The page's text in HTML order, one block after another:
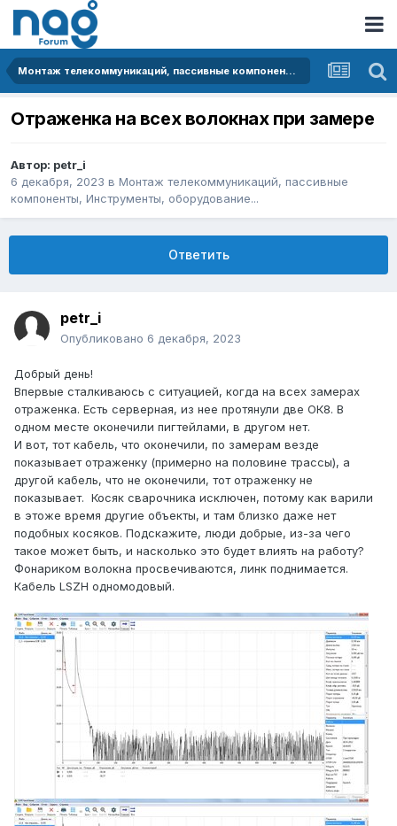
Монтаж телекоммуникаций, пассивные компоненты, Инструменты, оборудование...
Отраженка на всех волокнах при замере
Автор: petr_i
6 декабря, 2023 в Монтаж телекоммуникаций, пассивные
компоненты, Инструменты, оборудование...
Ответить
petr_i
Опубликовано 6 декабря, 2023
Добрый день!
Впервые сталкиваюсь с ситуацией, когда на всех замерах
отраженка. Есть серверная, из нее протянули две ОК8. В
одном месте оконечили пигтейлами, в другом нет.
И вот, тот кабель, что оконечили, по замерам везде
показывает отраженку (примерно на половине трассы), а
другой кабель, что не оконечили, тот отраженку не
показывает. Косяк сварочника исключен, потому как варили
в этоже время другие объекты, и там близко даже нет
подобных косяков. Подскажите, люди добрые, из-за чего
такое может быть, и насколько это будет влиять на работу?
Фонариком волокна просвечиваются, линк поднимается.
Кабель LSZH одномодовый.